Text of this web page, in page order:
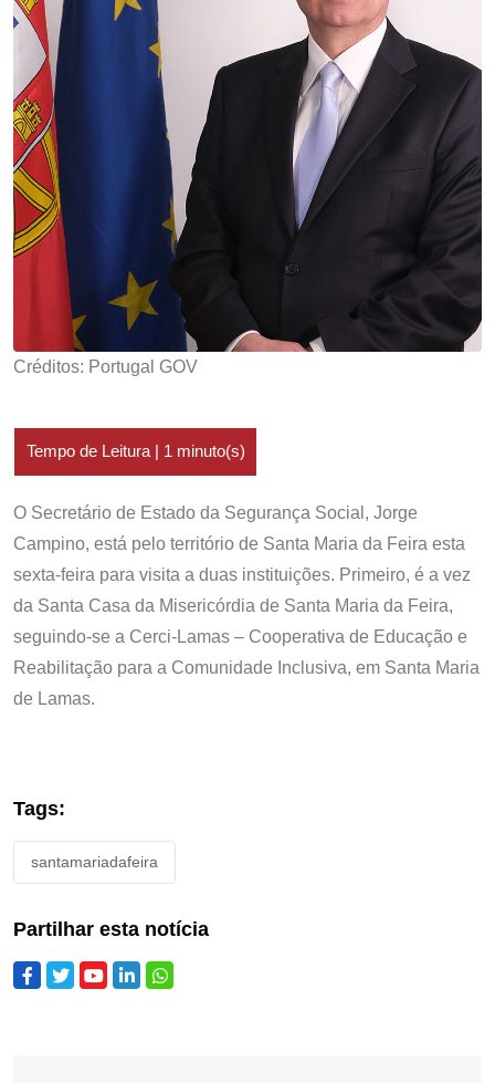
Créditos: Portugal GOV
O Secretário de Estado da Segurança Social, Jorge
Campino, está pelo território de Santa Maria da Feira esta
sexta-feira para visita a duas instituições. Primeiro, é a vez
da Santa Casa da Misericórdia de Santa Maria da Feira,
seguindo-se a Cerci-Lamas – Cooperativa de Educação e
Reabilitação para a Comunidade Inclusiva, em Santa Maria
de Lamas.
Tags:
santamariadafeira
Partilhar esta notícia